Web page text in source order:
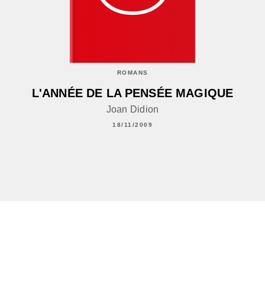
ROMANS
L'ANNÉE DE LA PENSÉE MAGIQUE
Joan Didion
18/11/2009